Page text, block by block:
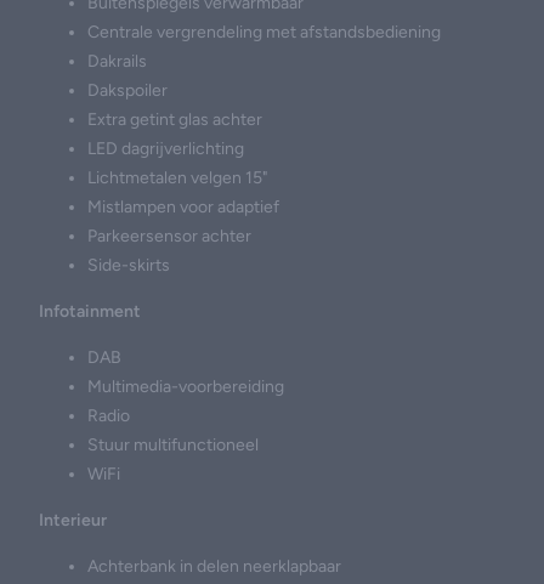
Centrale vergrendeling met afstandsbediening
Dakrails
Dakspoiler
Extra getint glas achter
LED dagrijverlichting
Lichtmetalen velgen 15"
Mistlampen voor adaptief
Parkeersensor achter
Side-skirts
Infotainment
DAB
Multimedia-voorbereiding
Radio
Stuur multifunctioneel
WiFi
Interieur
Achterbank in delen neerklapbaar